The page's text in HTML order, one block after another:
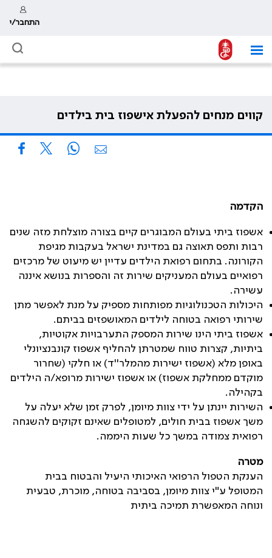
התחבר/י
קווים מנחים להפעלת אישפוז בית בילדים
הקדמה
אשפוז ביתי בעולם המבוגרים קיים בצורה מוצלחת מזה שנים
רבות ותפס תאוצה גם במדינת ישראל בעקבות מגיפת
הקורונה. בתחום רפואת הילדים עדיין יש מיעוט של מרכזים
רפואיים בעולם המעניקים שירות זה והספרות בנושא איננה
עשירה.
היכולות הטכנולוגיות מפותחות מספיק על מנת לאפשר מתן
שירותי רפואה בטוחה לילדים המאושפזים בביתם.
אשפוז ביתי הינו שירות המספק התערבויות אקוטיות,
ביתיות, קצרות טווח שמטרתן להחליף אשפוז קונבנציונלי
באופן מלא (אשפוז ישירות מהמלר''ד) או חלקי (שחרור
מוקדם ממחלקת אשפוז) או אשפוז ישירות מרופא/ה הילדים
בקהילה.
השירות יינתן על ידי צוות מיומן, לפרק זמן שלא יעלה על
משך אשפוז בבית חולים, למטופלים שאינם זקוקים להשגחה
רפואית צמודה במשך כל שעות היממה.
מטרה
הענקת הטפול הרפואי האיכותי היעיל והבטוח בבית
המטופל ע"י צוות מיומן, בסביבה בטוחה, מוכרת, טבעית
ונוחה המאפשרת תמיכה ביתית